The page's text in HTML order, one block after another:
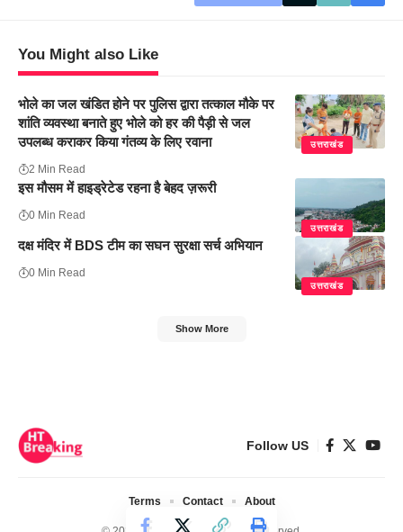
You Might also Like
उत्तराखंड
भोले का जल खंडित होने पर पुलिस द्वारा तत्काल मौके पर
शांति व्यवस्था बनाते हुए भोले को हर की पैड़ी से जल
उपलब्ध कराकर किया गंतव्य के लिए रवाना
2 Min Read
उत्तराखंड
इस मौसम में हाइड्रेटेड रहना है बेहद ज़रूरी
0 Min Read
उत्तराखंड
दक्ष मंदिर में BDS टीम का सघन सुरक्षा सर्च अभियान
0 Min Read
Show More
Follow US
Terms Contact About